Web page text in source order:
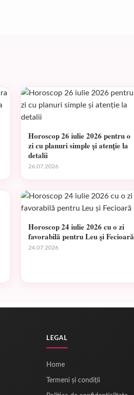
Horoscop 26 iulie 2026 pentru o
zi cu planuri simple și atenție la
detalii
26.07.2026
Horoscop 24 iulie 2026 cu o zi
favorabilă pentru Leu și Fecioară
24.07.2026
LEGAL
Home
Termeni și condiții